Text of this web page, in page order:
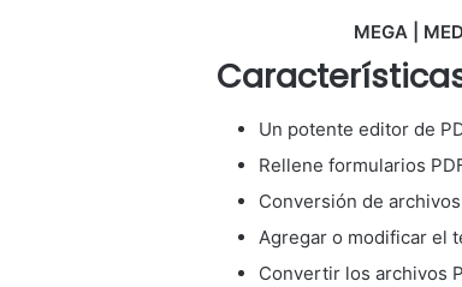
MEGA |
Un potente editor de
Rellene formularios
Conversión de
Agregar o modificar el
Convertir los archivos